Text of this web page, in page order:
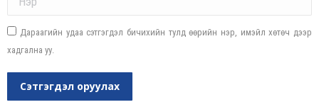
Дараагийн удаа сэтгэгдэл бичихийн тулд өөрийн нэр, имэйл хөтөч дээр
хадгална уу.
Сэтгэгдэл оруулах